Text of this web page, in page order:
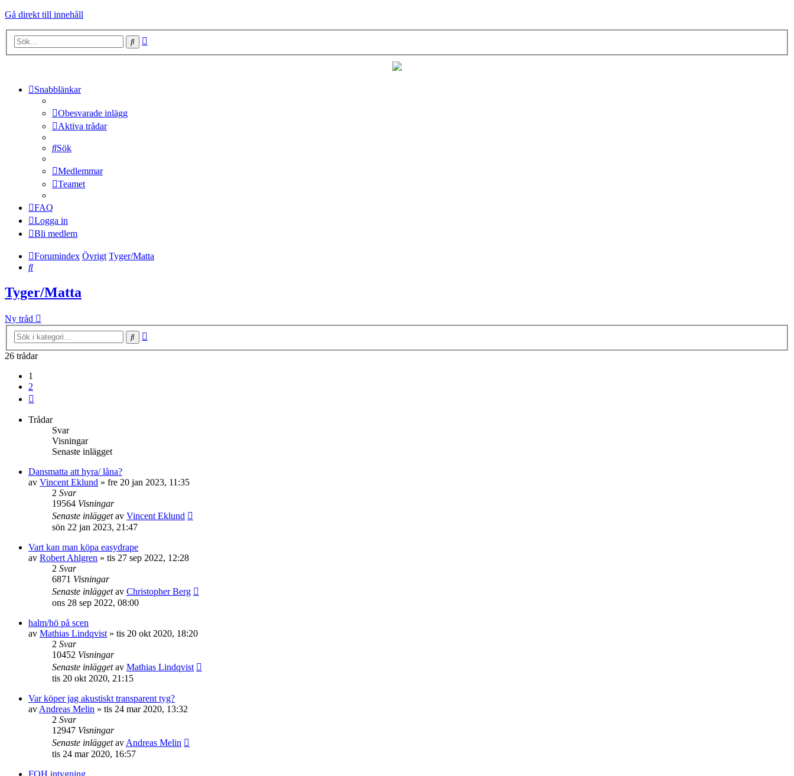
Gå direkt till innehåll
Sök
Snabblänkar
Obesvarade inlägg
Aktiva trådar
Sök
Medlemmar
Teamet
FAQ
Logga in
Bli medlem
Forumindex Övrigt Tyger/Matta
Sök
Tyger/Matta
Ny tråd
Sök
26 trådar
1
2
Trådar
Svar
Visningar
Senaste inlägget
Dansmatta att hyra/ låna?
av Vincent Eklund » fre 20 jan 2023, 11:35
2 Svar
19564 Visningar
Senaste inläggetav Vincent Eklund
sön 22 jan 2023, 21:47
Vart kan man köpa easydrape
av Robert Ahlgren » tis 27 sep 2022, 12:28
2 Svar
6871 Visningar
Senaste inläggetav Christopher Berg
ons 28 sep 2022, 08:00
halm/hö på scen
av Mathias Lindqvist » tis 20 okt 2020, 18:20
2 Svar
10452 Visningar
Senaste inläggetav Mathias Lindqvist
tis 20 okt 2020, 21:15
Var köper jag akustiskt transparent tyg?
av Andreas Melin » tis 24 mar 2020, 13:32
2 Svar
12947 Visningar
Senaste inläggetav Andreas Melin
tis 24 mar 2020, 16:57
FOH intygning